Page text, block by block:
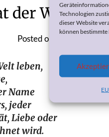
Technologien
dieser Website
können
der Woche:
Posted on
leben,
Name
jeder
Liebe oder
wird.